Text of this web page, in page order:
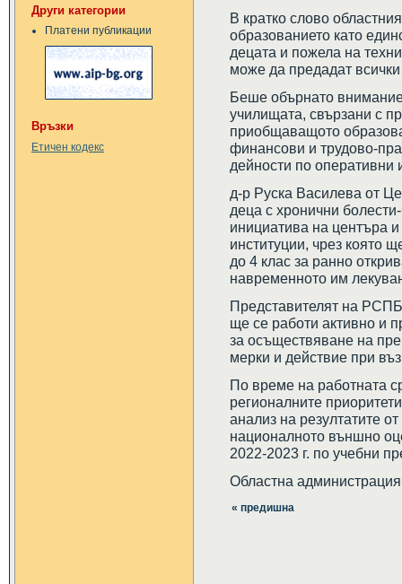
Други категории
Платени публикации
Връзки
Етичен кодекс
В кратко слово
образованието като
децата и пожела на
може да предадат
Беше обърнато внимание
училищата, свързани с
приобщаващото
финансови и трудово-
дейности по
д-р Руска Василева от
деца с хронични
инициатива на
институции, чрез която
до 4 клас за ранно
навременното им
Представителят на
ще се работи активно и
за осъществяване на
мерки и действие при
По време на работната
регионалните
анализ на резултатите
националното външно
2022-2023 г. по учебни
Областна
« предишна